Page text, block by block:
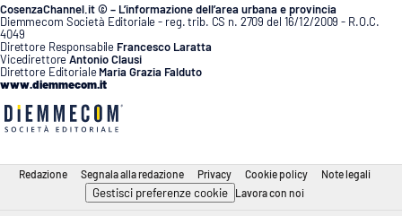
CosenzaChannel.it © – L’informazione dell’area urbana e provincia
Diemmecom Società Editoriale - reg. trib. CS n. 2709 del 16/12/2009 - R.O.C.
4049
Direttore Responsabile Francesco Laratta
VicedirettoreAntonio Clausi
Direttore Editoriale Maria Grazia Falduto
www.diemmecom.it
Redazione Segnala alla redazione Privacy Cookie policy Note legali
Gestisci preferenze cookie Lavora con noi